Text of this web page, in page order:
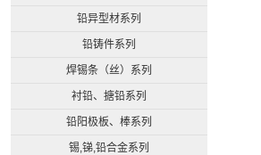
铅异型材系列
铅铸件系列
焊锡条（丝）系列
衬铅、搪铅系列
铅阳极板、棒系列
锡,锑,铅合金系列